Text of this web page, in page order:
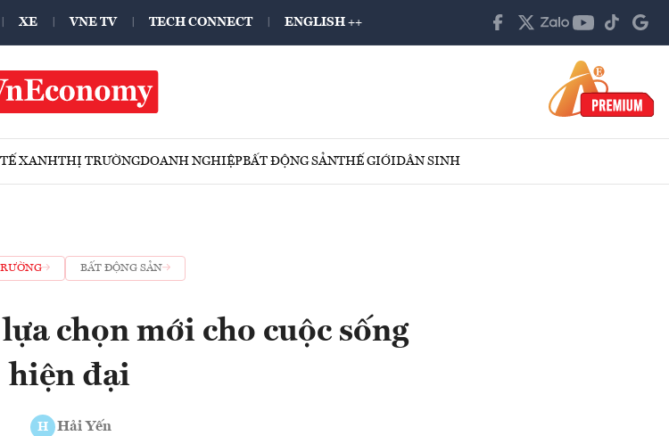
XE VNE TV TECH CONNECT ENGLISH ++
XANHTHỊ TRƯỜNGDOANH NGHIỆPBẤT ĐỘNG SẢNTHẾ GIỚIDÂN SINH
BẤT ĐỘNG SẢN
chọn mới cho cuộc sống
hiện đại
H Hải Yến